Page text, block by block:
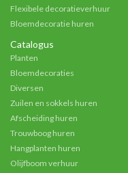
Flexibele decoratieverhuur
Bloemdecoratie huren
Catalogus
Planten
Bloemdecoraties
Diversen
Zuilen en sokkels huren
Afscheiding huren
Trouwboog huren
Hangplanten huren
Olijfboom verhuur